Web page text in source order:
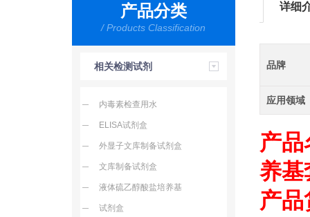
产品分类
/ Products Classification
相关检测试剂
内毒素检查用水
ELISA试剂盒
外显子文库制备试剂盒
文库制备试剂盒
液体硫乙醇酸盐培养基
试剂盒
详细
品牌
应用领域
产
养基
产